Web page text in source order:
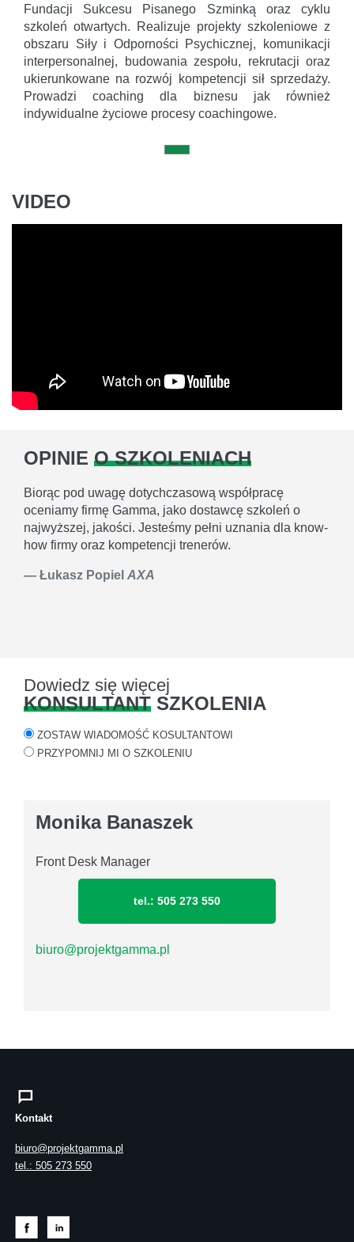
Fundacji Sukcesu Pisanego Szminką oraz cyklu
szkoleń otwartych. Realizuje projekty szkoleniowe z
obszaru Siły i Odporności Psychicznej, komunikacji
interpersonalnej, budowania zespołu, rekrutacji oraz
ukierunkowane na rozwój kompetencji sił sprzedaży.
Prowadzi coaching dla biznesu jak również
indywidualne życiowe procesy coachingowe.
VIDEO
OPINIE O SZKOLENIACH
Biorąc pod uwagę dotychczasową współpracę
oceniamy firmę Gamma, jako dostawcę szkoleń o
najwyższej, jakości. Jesteśmy pełni uznania dla know-
how firmy oraz kompetencji trenerów.
Łukasz Popiel AXA
Dowiedz się więcej
KONSULTANT SZKOLENIA
ZOSTAW WIADOMOŚĆ KOSULTANTOWI
PRZYPOMNIJ MI O SZKOLENIU
Monika Banaszek
Front Desk Manager
tel.: 505 273 550
biuro@projektgamma.pl
Kontakt
biuro@projektgamma.pl
tel.: 505 273 550